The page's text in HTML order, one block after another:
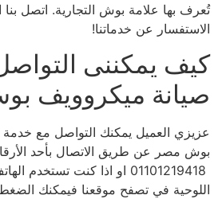
تُعرف بها علامة بوش التجارية. اتصل
الاستفسار عن خدماتنا!
كيف يمكننى
صيانة ميكروويف
عزيزي العميل يمكنك التواصل مع خدمة
01101219418 او اذا كنت
اللوحية في تصفح موقعنا فيمكنك